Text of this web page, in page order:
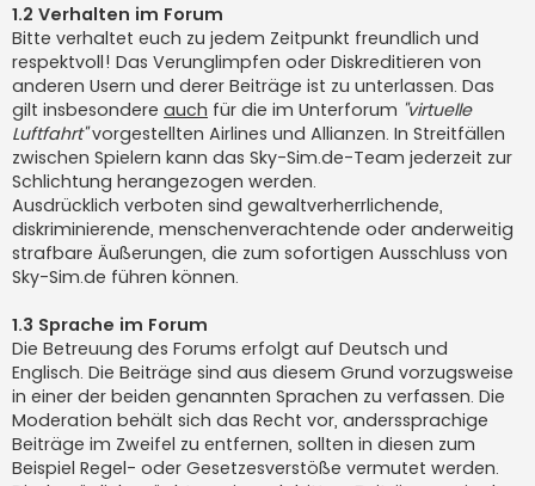
1.2 Verhalten im Forum
Bitte verhaltet euch zu jedem Zeitpunkt freundlich und
respektvoll! Das Verunglimpfen oder Diskreditieren von
anderen Usern und derer Beiträge ist zu unterlassen. Das
gilt insbesondere auch für die im Unterforum "virtuelle
Luftfahrt"vorgestellten Airlines und Allianzen. In Streitfällen
zwischen Spielern kann das Sky-Sim.de-Team jederzeit zur
Schlichtung herangezogen werden.
Ausdrücklich verboten sind gewaltverherrlichende,
diskriminierende, menschenverachtende oder anderweitig
strafbare Äußerungen, die zum sofortigen Ausschluss von
Sky-Sim.de führen können.
1.3 Sprache im Forum
Die Betreuung des Forums erfolgt auf Deutsch und
Englisch. Die Beiträge sind aus diesem Grund vorzugsweise
in einer der beiden genannten Sprachen zu verfassen. Die
Moderation behält sich das Recht vor, anderssprachige
Beiträge im Zweifel zu entfernen, sollten in diesen zum
Beispiel Regel- oder Gesetzesverstöße vermutet werden.